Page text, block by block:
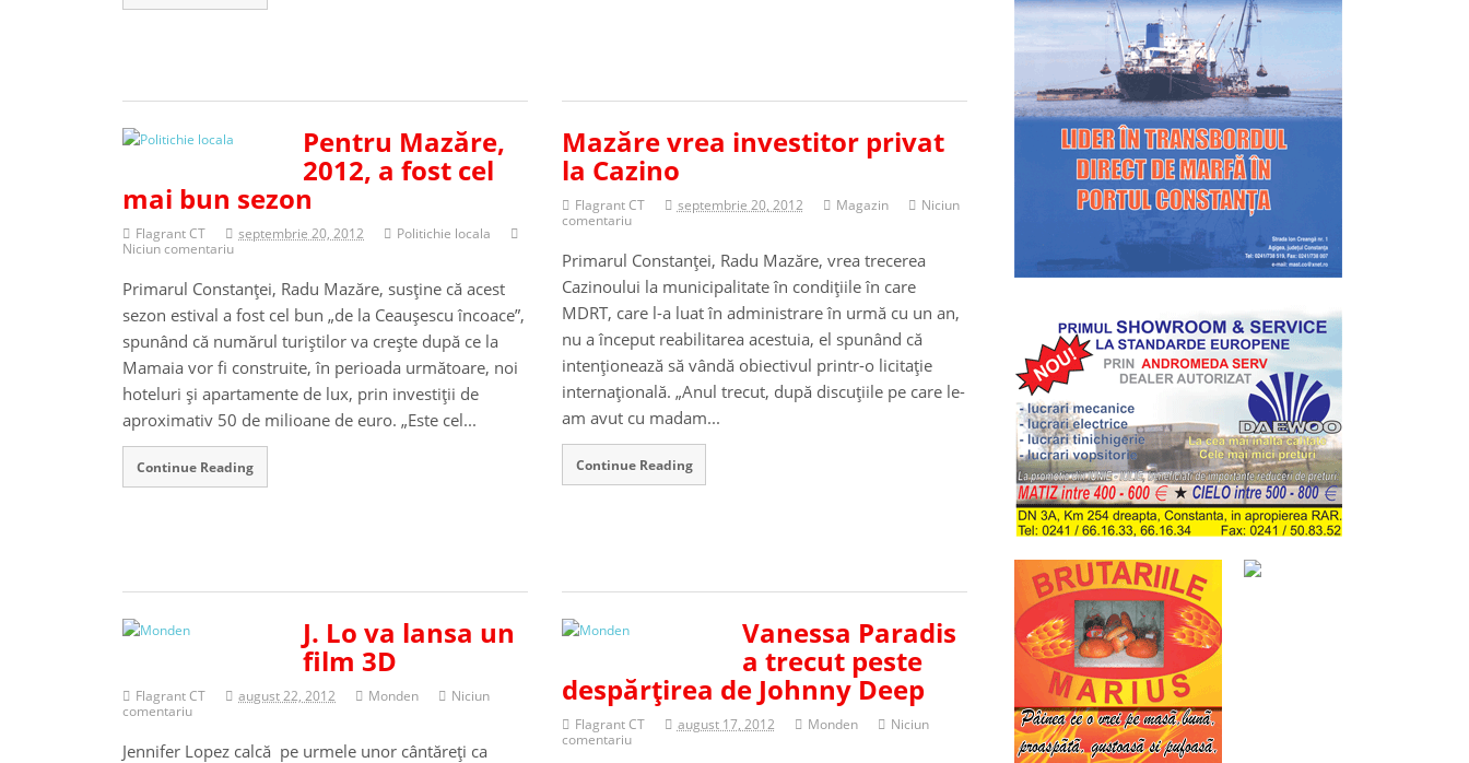
Pentru Mazăre,
2012, a fost cel
mai bun sezon
Flagrant CT septembrie 20, 2012
Politichie locala
Niciun comentariu
Primarul Constanţei, Radu Mazăre, susţine că acest
sezon estival a fost cel bun „de la Ceauşescu încoace”,
spunând că numărul turiştilor va creşte după ce la
Mamaia vor fi construite, în perioada următoare, noi
hoteluri şi apartamente de lux, prin investiţii de
aproximativ 50 de milioane de euro. „Este cel...
Continue Reading
Mazăre vrea investitor privat
la Cazino
Flagrant CT septembrie 20, 2012 Magazin
Niciun
comentariu
Primarul Constanţei, Radu Mazăre, vrea trecerea
Cazinoului la municipalitate în condiţiile în care
MDRT, care l-a luat în administrare în urmă cu un an,
nu a început reabilitarea acestuia, el spunând că
intenţionează să vândă obiectivul printr-o licitaţie
internaţională. „Anul trecut, după discuţiile pe care le-
am avut cu madam...
Continue Reading
J. Lo va lansa un
film 3D
Flagrant CT august 22, 2012 Monden
Niciun
comentariu
Jennifer Lopez calcă pe urmele unor cântăreţi ca
Vanessa Paradis
a trecut peste
despărţirea de Johnny Deep
Flagrant CT august 17, 2012 Monden
Niciun
comentariu